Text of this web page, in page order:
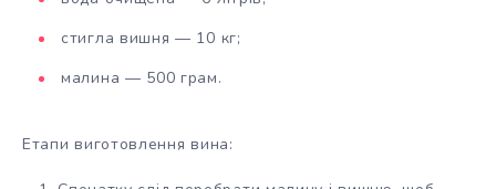
стигла вишня — 10 кг;
малина — 500 грам.
Етапи виготовлення вина: